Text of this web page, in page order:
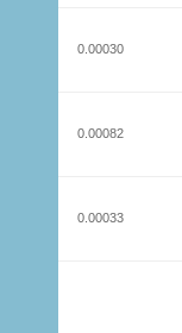
0.00030
0.00082
0.00033